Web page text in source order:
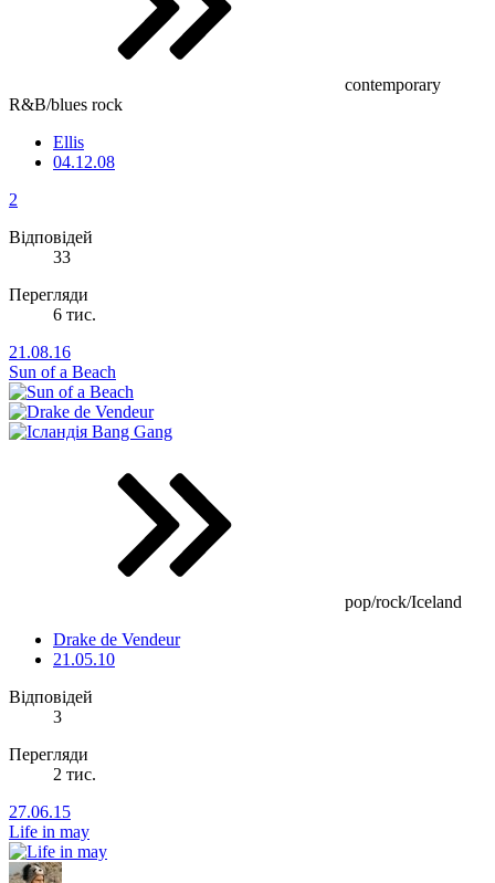
contemporary
R&B/blues rock
Ellis
04.12.08
2
Відповідей
33
Перегляди
6 тис.
21.08.16
Sun of a Beach
Bang Gang
pop/rock/Iceland
Drake de Vendeur
21.05.10
Відповідей
3
Перегляди
2 тис.
27.06.15
Life in may